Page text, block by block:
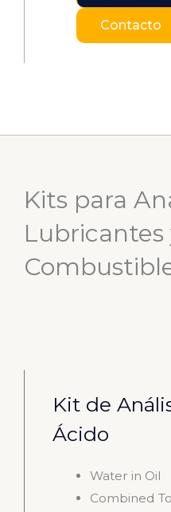
Contacto
Kits para
Lubricantes
Kit de
Ácido
Water in Oil
Combined